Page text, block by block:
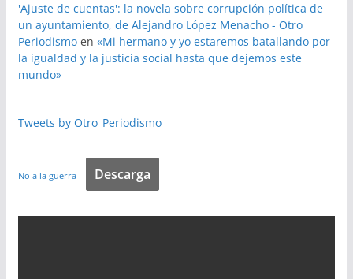
'Ajuste de cuentas': la novela sobre corrupción política de
un ayuntamiento, de Alejandro López Menacho - Otro
Periodismoen «Mi hermano y yo estaremos batallando por
la igualdad y la justicia social hasta que dejemos este
mundo»
Tweets by Otro_Periodismo
No a la guerra Descarga